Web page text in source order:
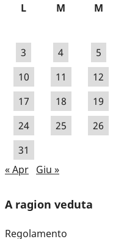
L M M
3
4 5
10
11 12
17
18 19
24
25 26
31
« Apr Giu »
A ragion veduta
Regolamento